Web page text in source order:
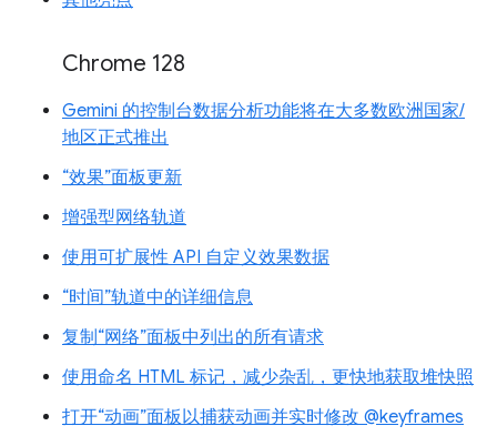
Chrome 128
Gemini 的控制台数据分析功能将在大多数欧洲国家/
地区正式推出
“效果”面板更新
增强型网络轨道
使用可扩展性 API 自定义效果数据
“时间”轨道中的详细信息
复制“网络”面板中列出的所有请求
使用命名 HTML 标记，减少杂乱，更快地获取堆快照
打开“动画”面板以捕获动画并实时修改 @keyframes